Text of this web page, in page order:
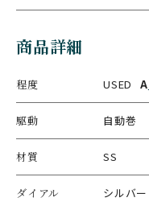
商品詳細
程度 USED A
駆動 自動巻
材質 SS
ダイアル シルバー